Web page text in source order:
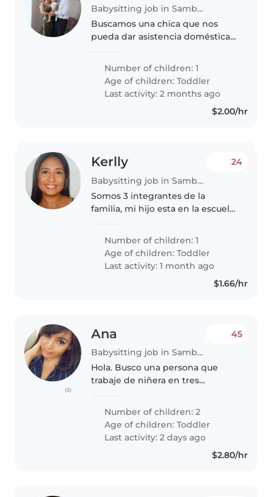
Babysitting job in Samborondón
Buscamos una chica que nos
pueda dar asistencia doméstica y
meses. Necesitaríamos que sea
una persona amigable, alegre
que le guste jugar con niño
pequeño..
Number of children: 1
Age of children:Toddler
Last activity: 2 months ago
$2.00/hr
Kerlly
Babysitting job in Samborondón
24
Somos 3 integrantes de la
familia, mi hijo esta en la escuela.
y coninar y ya en la tarde llega
mi hijo de la escuela..
Number of children: 1
Age of children:Toddler
Last activity: 1 month ago
$1.66/hr
(3)
Ana
Babysitting job in Samborondón
45
Hola. Busco una persona que
trabaje de niñera en tres
( sueldo basico, incluyelas tareas
del hogar) 2.- de lunes a viernes:
horario de 14h a 21h00...
Number of children: 2
Age of children:Toddler
Last activity: 2 days ago
$2.80/hr